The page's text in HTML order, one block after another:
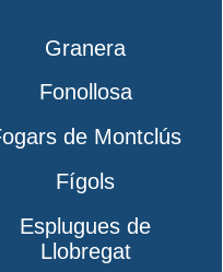
Granera
Fonollosa
de Montclús
Fígols
Esplugues de
Llobregat